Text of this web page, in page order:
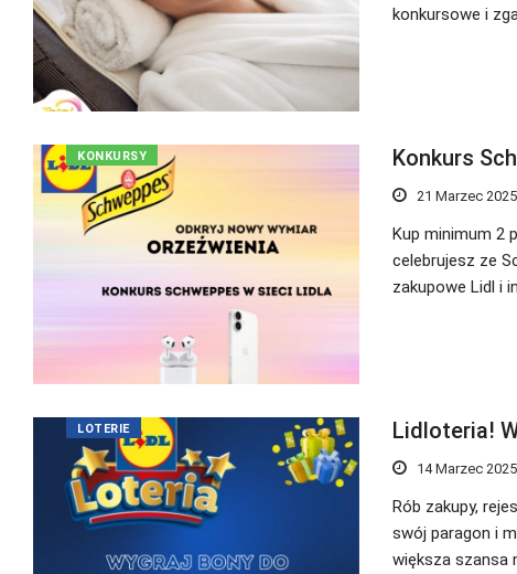
konkursowe i
KONKURSY Konkurs
21 Marzec 2025
Kup minimum 2
celebrujesz ze
zakupowe Lidl i
LOTERIE Lidloteria!
14 Marzec 2025
Rób zakupy,
swój paragon i
większa szansa